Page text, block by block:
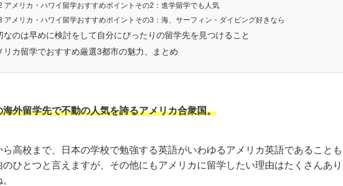
アメリカ・ハワイ留学おすすめポイントその2：進学留学でも人気
アメリカ・ハワイ留学おすすめポイントその3：海、サーフィン・ダイビング好きなら
なのは早めに検討をして自分にぴったりの留学先を見つけること
リカ留学でおすすめ厳選3都市の魅力、まとめ
海外留学先で不動の人気を誇るアメリカ合衆国。
ら高校まで、日本の学校で勉強する英語がいわゆるアメリカ英語であることも
のひとつと言えますが、その他にもアメリカに留学したい理由はたくさんあり